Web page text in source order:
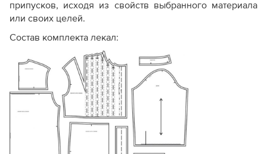
припусков, исходя из свойств выбранного материала
или своих целей.
Состав комплекта лекал: